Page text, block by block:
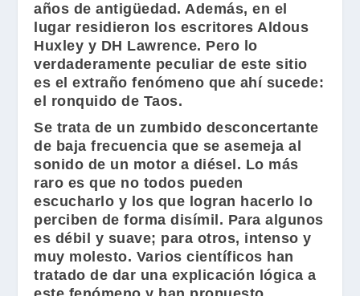
años de antigüedad. Además, en el
lugar residieron los escritoresAldous
Huxley y DH Lawrence. Pero lo
verdaderamente peculiar de este sitio
es el extraño fenómeno que ahí sucede:
el ronquido de Taos.
Se trata de un zumbido desconcertante
de baja frecuencia que se asemeja al
sonido de un motor a diésel. Lo más
raro es que no todos pueden
escucharlo y los que logran hacerlo lo
perciben de forma disímil. Para algunos
es débil y suave; para otros, intenso y
muy molesto. Varios científicos han
tratado de dar una explicación lógica a